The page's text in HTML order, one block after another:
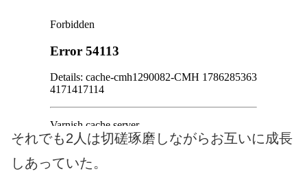
それでも2人は切磋琢磨しながらお互いに成長
しあっていた。